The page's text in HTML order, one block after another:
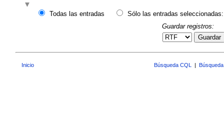
Todas las entradas
Sólo las entradas seleccionadas:
Guardar registros:
Guardar
Inicio Búsqueda CQL